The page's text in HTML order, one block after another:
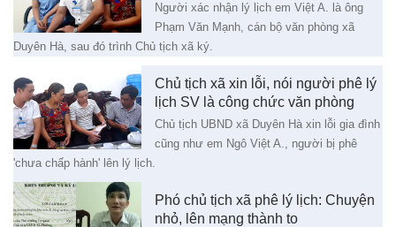
Người xác nhận lý lịch em Việt A. là ông
Phạm Văn Mạnh, cán bộ văn phòng xã
Duyên Hà, sau đó trình Chủ tịch xã ký.
Chủ tịch xã xin lỗi, nói người phê lý
lịch SV là công chức văn phòng
Chủ tịch UBND xã Duyên Hà xin lỗi gia đình
cũng như em Ngô Việt A., người bị phê
'chưa chấp hành' lên lý lịch.
Phó chủ tịch xã phê lý lịch: Chuyện
nhỏ, lên mạng thành to